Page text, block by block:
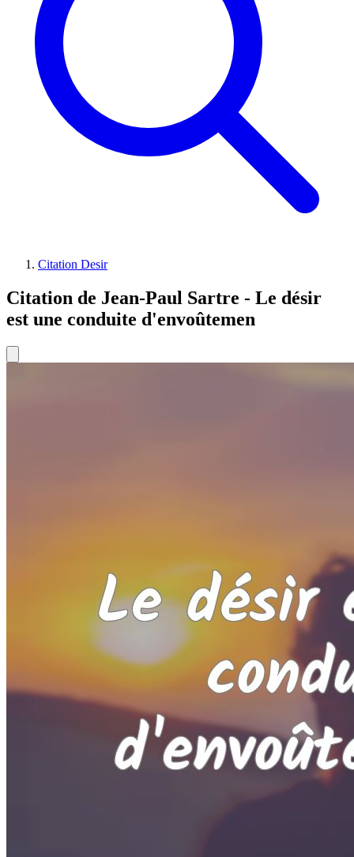
Citation Desir
Citation de Jean-Paul Sartre - Le désir
est une conduite d'envoûtemen